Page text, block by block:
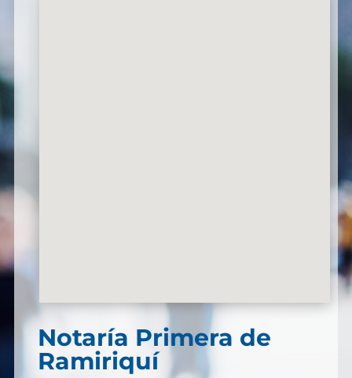
Notaría Primera de
Ramiriquí